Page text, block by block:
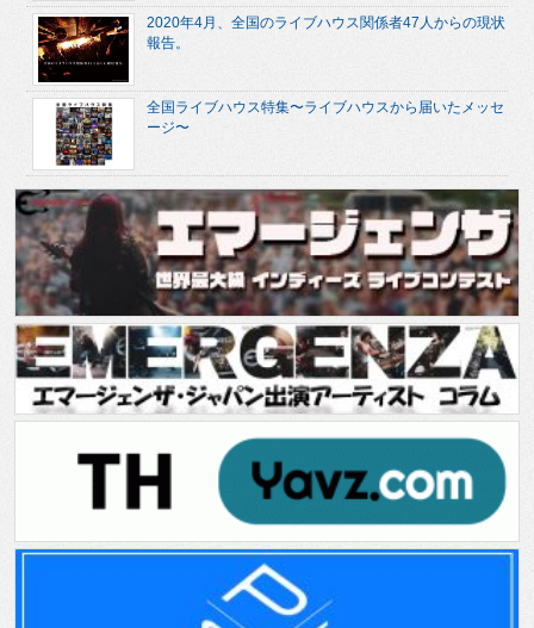
2020年4月、全国のライブハウス関係者47人からの現状
報告。
全国ライブハウス特集〜ライブハウスから届いたメッセ
ージ〜